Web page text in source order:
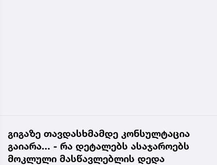
გიგაზე თავდასხმამდე კონსულტაცია
გაიარა... - რა დეტალებს ასაჯაროებს
მოკლული მასწავლებლის დედა